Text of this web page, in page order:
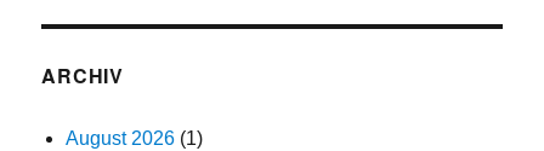
ARCHIV
August 2026 (1)